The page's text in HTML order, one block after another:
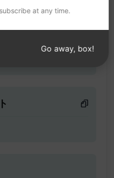
む詳細なアウトライン
at any time.
Go away, box!